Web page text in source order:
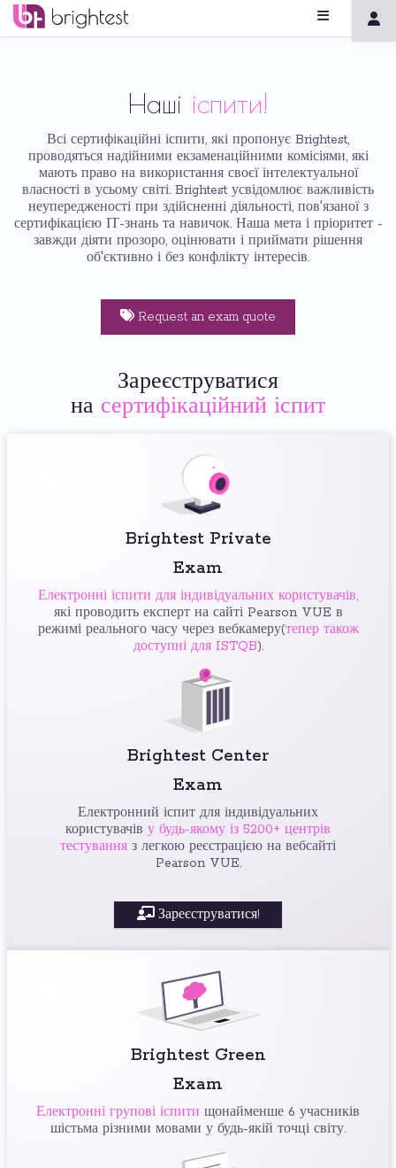
Наші іспити!
Всі сертифікаційні іспити, які пропонує Brightest,
проводяться надійними екзаменаційними комісіями, які
мають право на використання своєї інтелектуальної
власності в усьому світі. Brightest усвідомлює важливість
неупередженості при здійсненні діяльності, пов'язаної з
сертифікацією ІТ-знань та навичок. Наша мета і пріоритет -
завжди діяти прозоро, оцінювати і приймати рішення
об'єктивно і без конфлікту інтересів.
Request an exam quote
Зареєструватися
на сертифікаційний іспит
Brightest Private
Exam
Електронні іспити для індивідуальних користувачів,
які проводить експерт на сайті Pearson VUE в
режимі реального часу через вебкамеру(тепер також
доступні для ISTQB).
Brightest Center
Exam
Електронний іспит для індивідуальних
користувачів у будь-якому із 5200+ центрів
тестування з легкою реєстрацією на вебсайті
Pearson VUE.
Зареєструватися!
Brightest Green
Exam
Електронні групові іспити щонайменше 6 учасників
шістьма різними мовами у будь-якій точці світу.